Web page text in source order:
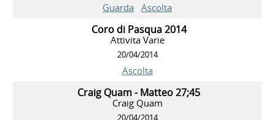
Guarda Ascolta
Coro di Pasqua 2014
Attivita Varie
20/04/2014
Ascolta
Craig Quam - Matteo 27;45
Craig Quam
20/04/2014